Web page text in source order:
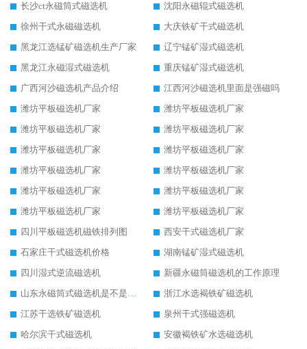
长沙ct永磁筒式磁选机
沈阳永磁辊式磁选机
徐州干式永磁磁选机
大庆铁矿干式磁选机
黑龙江选锰矿磁选机生产厂家
辽宁锰矿湿式磁选机
黑龙江永磁湿式磁选机
重庆锰矿湿式磁选机
广西河沙磁选机产品介绍
江西河沙磁选机里面是强磁吗
潍坊平板磁选机厂家
潍坊平板磁选机厂家
潍坊平板磁选机厂家
潍坊平板磁选机厂家
潍坊平板磁选机厂家
潍坊平板磁选机厂家
潍坊平板磁选机厂家
潍坊平板磁选机厂家
潍坊平板磁选机厂家
潍坊平板磁选机厂家
潍坊平板磁选机厂家
潍坊平板磁选机厂家
四川平板磁选机磁铁排列图
西安干式磁选机厂家
石家庄干式磁选机价格
湖南锰矿湿式磁选机
四川湿式逆流磁选机
新疆永磁筒磁选机的工作原理
山东永磁筒式磁选机是不是强磁
浙江水选褐铁矿磁选机
江苏干选铁矿磁选机
泉州干式强磁选机
哈尔滨干式磁选机
安徽褐铁矿水选磁选机